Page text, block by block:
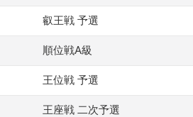
叡王戦 予選
順位戦A級
王位戦 予選
王座戦 二次予選